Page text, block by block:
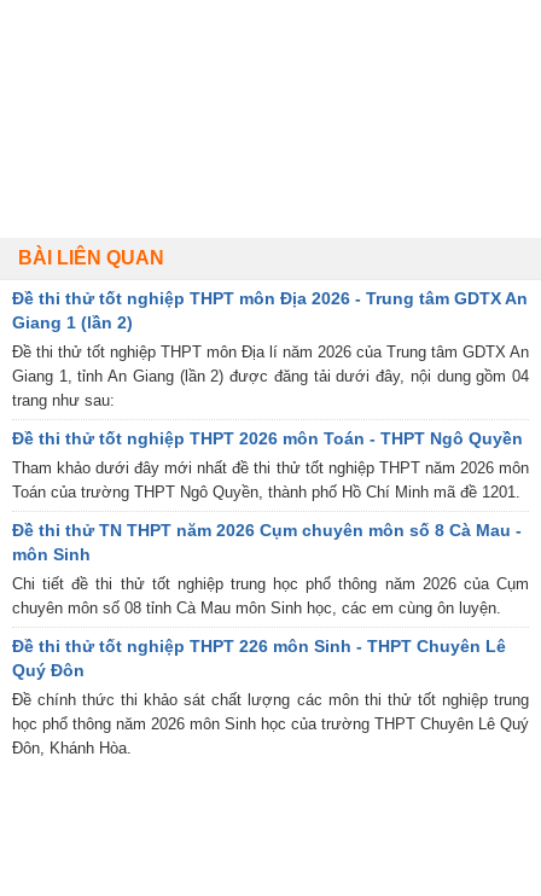
BÀI LIÊN QUAN
Đề thi thử tốt nghiệp THPT môn Địa 2026 - Trung tâm GDTX An
Giang 1 (lần 2)
Đề thi thử tốt nghiệp THPT môn Địa lí năm 2026 của Trung tâm GDTX An
Giang 1, tỉnh An Giang (lần 2) được đăng tải dưới đây, nội dung gồm 04
trang như sau:
Đề thi thử tốt nghiệp THPT 2026 môn Toán - THPT Ngô Quyền
Tham khảo dưới đây mới nhất đề thi thử tốt nghiệp THPT năm 2026 môn
Toán của trường THPT Ngô Quyền, thành phố Hồ Chí Minh mã đề 1201.
Đề thi thử TN THPT năm 2026 Cụm chuyên môn số 8 Cà Mau -
môn Sinh
Chi tiết đề thi thử tốt nghiệp trung học phổ thông năm 2026 của Cụm
chuyên môn số 08 tỉnh Cà Mau môn Sinh học, các em cùng ôn luyện.
Đề thi thử tốt nghiệp THPT 226 môn Sinh - THPT Chuyên Lê
Quý Đôn
Đề chính thức thi khảo sát chất lượng các môn thi thử tốt nghiệp trung
học phổ thông năm 2026 môn Sinh học của trường THPT Chuyên Lê Quý
Đôn, Khánh Hòa.